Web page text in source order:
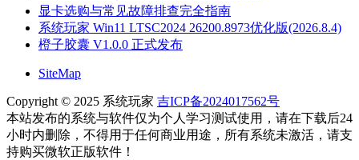
显卡选购与常见故障排查完全指南
系统玩家 Win11 LTSC2024 26200.8973优化版(2026.8.4)
橙子胶囊 V1.0.0 正式发布
SiteMap
Copyright © 2025 系统玩家 吉ICP备2024017562号
本站发布的系统与软件仅为个人学习测试使用，请在下载后24
小时内删除，不得用于任何商业用途，所有系统未激活，请支
持购买微软正版软件！